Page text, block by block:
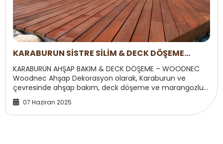
KARABURUN SİSTRE SİLİM & DECK DÖŞEME
MARANGOZ USTASI
KARABURUN AHŞAP BAKIM & DECK DÖŞEME – WOODNEC
Woodnec Ahşap Dekorasyon olarak, Karaburun ve
çevresinde ahşap bakım, deck döşeme ve marangozluk
hizmetleri sunuyoruz. AVM, otel, restoran, cafe, spor...
07 Haziran 2025